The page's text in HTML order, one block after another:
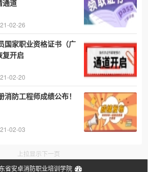
通道
02-26
国家职业资格证书（广
复开启
02-20
防工程师成绩公布！
02-03
上拉显示下一页
省安卓消防职业培训学院